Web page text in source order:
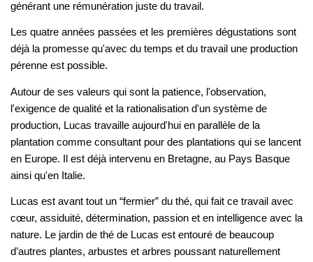
générant une rémunération juste du travail.
Les quatre années passées et les premières dégustations sont
déjà la promesse qu'avec du temps et du travail une production
pérenne est possible.
Autour de ses valeurs qui sont la patience, l'observation,
l'exigence de qualité et la rationalisation d'un système de
production, Lucas travaille aujourd'hui en parallèle de la
plantation comme consultant pour des plantations qui se lancent
en Europe. Il est déjà intervenu en Bretagne, au Pays Basque
ainsi qu'en Italie.
Lucas est avant tout un “fermier” du thé, qui fait ce travail avec
cœur, assiduité, détermination, passion et en intelligence avec la
nature. Le jardin de thé de Lucas est entouré de beaucoup
d’autres plantes, arbustes et arbres poussant naturellement